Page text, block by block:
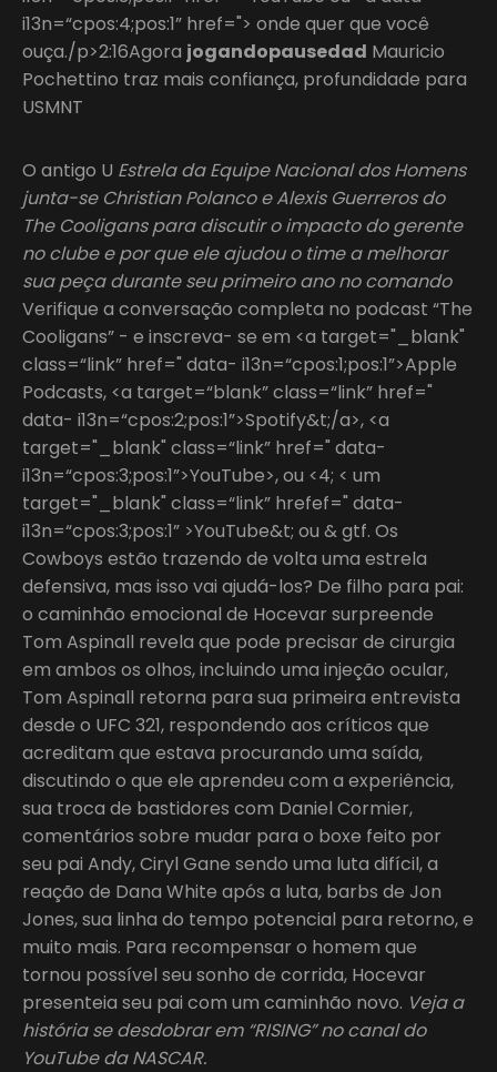
i13n=“cpos:4;pos:1” href="> onde quer que você
ouça./p>2:16Agora jogandopausedad Mauricio
Pochettino traz mais confiança, profundidade para
USMNT
O antigo U Estrela da Equipe Nacional dos Homens
junta-se Christian Polanco e Alexis Guerreros do
The Cooligans para discutir o impacto do gerente
no clube e por que ele ajudou o time a melhorar
sua peça durante seu primeiro ano no comando
Verifique a conversação completa no podcast “The
Cooligans” - e inscreva- se em <a target="_blank"
class=“link” href=" data- i13n=“cpos:1;pos:1”>Apple
Podcasts, <a target=“blank” class=“link” href="
data- i13n=“cpos:2;pos:1”>Spotify&t;/a>, <a
target="_blank" class=“link” href=" data-
i13n=“cpos:3;pos:1”>YouTube>, ou <4; < um
target="_blank" class=“link” hrefef=" data-
i13n=“cpos:3;pos:1” >YouTube&t; ou & gtf. Os
Cowboys estão trazendo de volta uma estrela
defensiva, mas isso vai ajudá-los? De filho para pai:
o caminhão emocional de Hocevar surpreende
Tom Aspinall revela que pode precisar de cirurgia
em ambos os olhos, incluindo uma injeção ocular,
Tom Aspinall retorna para sua primeira entrevista
desde o UFC 321, respondendo aos críticos que
acreditam que estava procurando uma saída,
discutindo o que ele aprendeu com a experiência,
sua troca de bastidores com Daniel Cormier,
comentários sobre mudar para o boxe feito por
seu pai Andy, Ciryl Gane sendo uma luta difícil, a
reação de Dana White após a luta, barbs de Jon
Jones, sua linha do tempo potencial para retorno, e
muito mais. Para recompensar o homem que
tornou possível seu sonho de corrida, Hocevar
presenteia seu pai com um caminhão novo. Veja a
história se desdobrar em “RISING” no canal do
YouTube da NASCAR.